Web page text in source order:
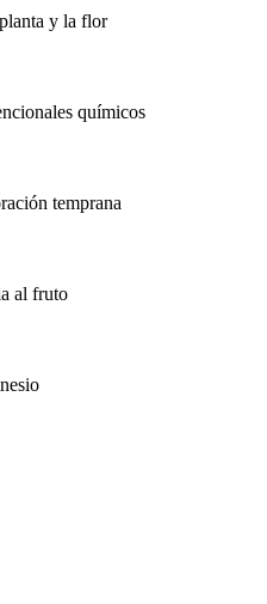
y la flor
químicos
temprana
al fruto